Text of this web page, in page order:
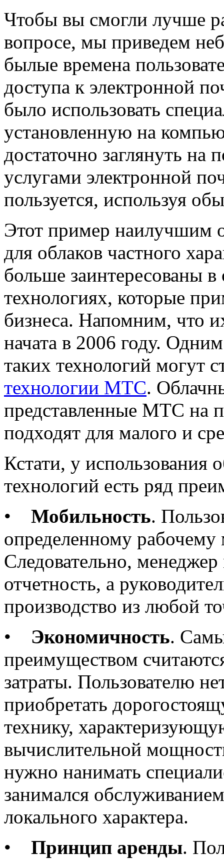
Чтобы вы смогли лучше
вопросе, мы приведем
былые времена
доступа к электронной
было использовать
установленную на
достаточно заглянуть на
услугами электронной
пользуется, используя
Этот пример наилучшим
для облаков частного
больше заинтересованы
технологиях, которые
бизнеса. Напомним, что
начата в 2006 году.
таких технологий могут
технологии МТС.
представленные МТС на
подходят для малого и
Кстати, у использования
технологий есть ряд
• Мобильность.
определенному рабочему
Следовательно,
отчетность, а
производство из любой
•
Экономичность.
преимуществом
затраты. Пользователю
приобретать
технику,
вычислительной
нужно нанимать
занимался
локального характера.
• Принцип аренды.